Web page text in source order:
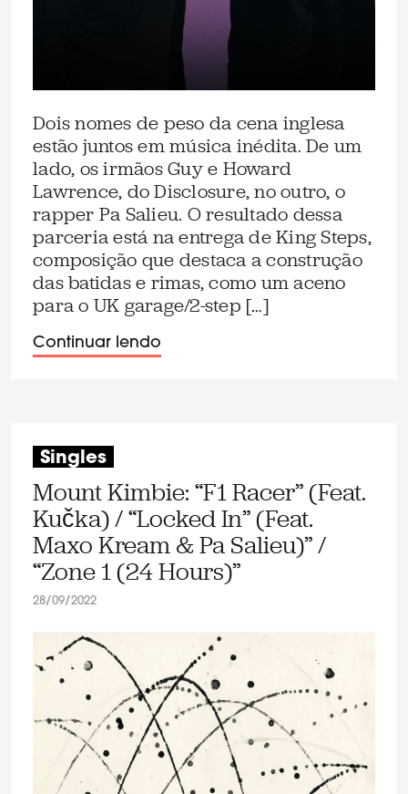
Dois nomes de peso da cena inglesa
estão juntos em música inédita. De um
lado, os irmãos Guy e Howard
Lawrence, do Disclosure, no outro, o
rapper Pa Salieu. O resultado dessa
parceria está na entrega de King Steps,
composição que destaca a construção
das batidas e rimas, como um aceno
para o UK garage/2-step […]
Continuar lendo
Singles
Mount Kimbie: “F1 Racer” (Feat.
Kučka) / “Locked In” (Feat.
Maxo Kream & Pa Salieu)” /
“Zone 1 (24 Hours)”
28/09/2022